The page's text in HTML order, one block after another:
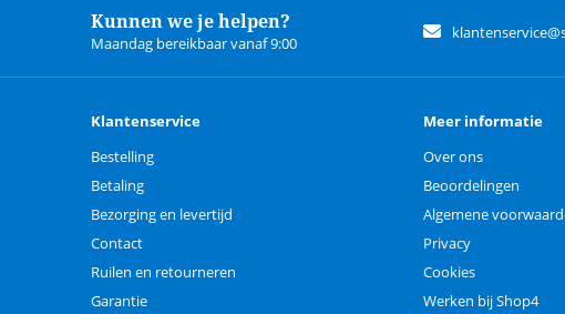
Kunnen we je helpen?
Maandag bereikbaar vanaf 9:00
Klantenservice
Bestelling
Betaling
Bezorging en levertijd
Contact
Ruilen en retourneren
Garantie
Meer informatie
Over ons
Beoordelingen
Algemene
Privacy
Cookies
Werken bij Shop4